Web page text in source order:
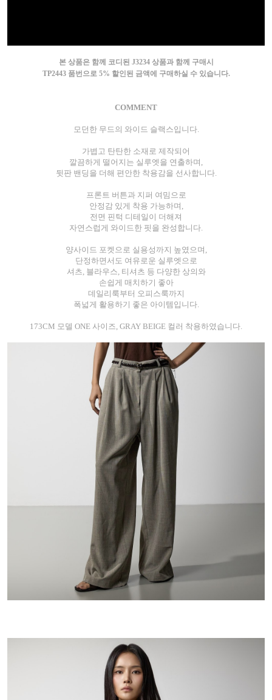
본 상품은 함께 코디된 J3234 상품과 함께 구매시
TP2443 품번으로 5% 할인된 금액에 구매하실 수 있습니다.
COMMENT
모던한 무드의 와이드 슬랙스입니다.
가볍고 탄탄한 소재로 제작되어
깔끔하게 떨어지는 실루엣을 연출하며,
뒷판 밴딩을 더해 편안한 착용감을 선사합니다.
프론트 버튼과 지퍼 여밈으로
안정감 있게 착용 가능하며,
전면 핀턱 디테일이 더해져
자연스럽게 와이드한 핏을 완성합니다.
양사이드 포켓으로 실용성까지 높였으며,
단정하면서도 여유로운 실루엣으로
셔츠, 블라우스, 티셔츠 등 다양한 상의와
손쉽게 매치하기 좋아
데일리룩부터 오피스룩까지
폭넓게 활용하기 좋은 아이템입니다.
173CM 모델 ONE 사이즈, GRAY BEIGE 컬러 착용하였습니다.